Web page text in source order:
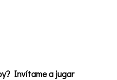
Invítame a jugar